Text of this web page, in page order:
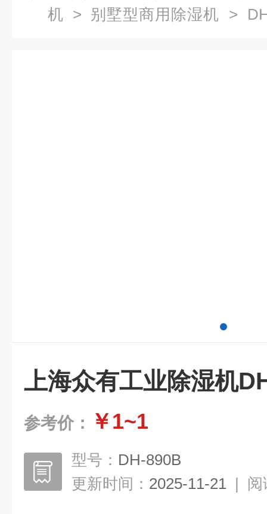
机 > 别墅型商用除湿机 >
上海众有工业除湿机
参考价： ￥1~1
型号： DH-890B
更新时间： 2025-11-21 | 阅